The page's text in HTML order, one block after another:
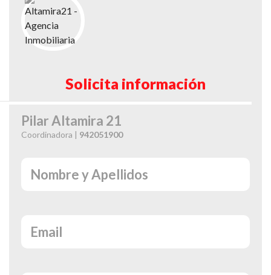
Solicita información
Pilar Altamira 21
Coordinadora | 942051900